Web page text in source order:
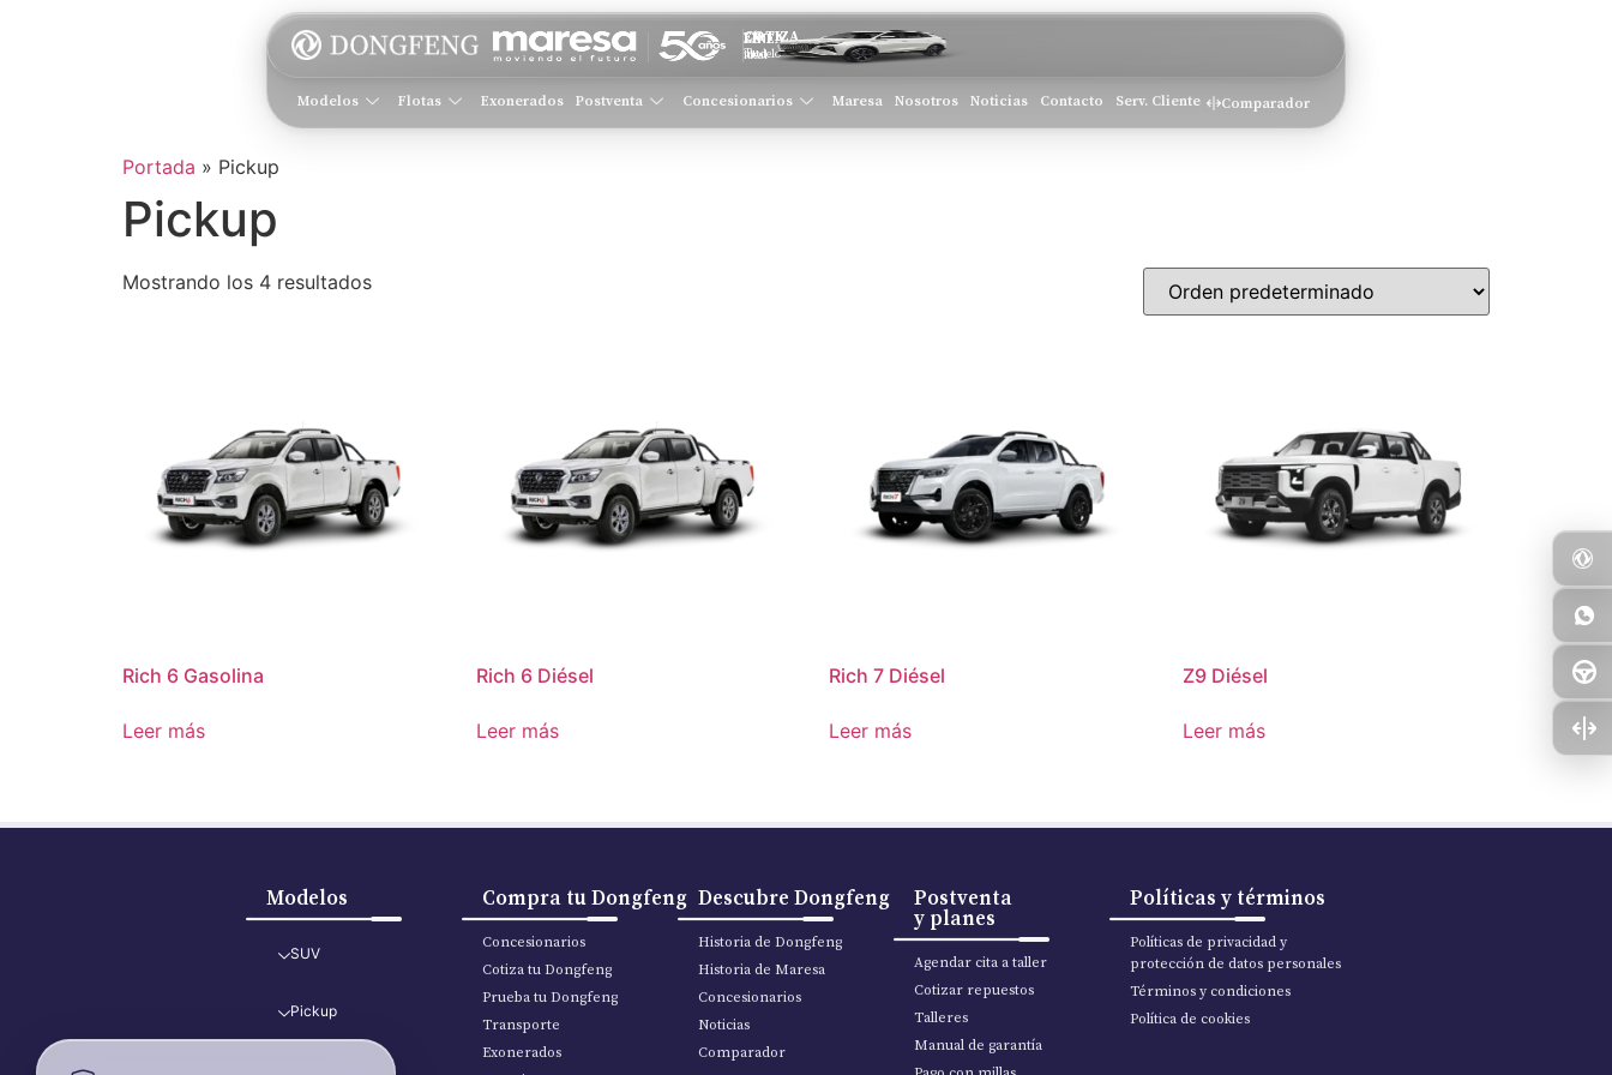
COTIZA EN LÍNEA
Tu modelo ideal
Modelos Flotas Exonerados Postventa Concesionarios Maresa Nosotros Noticias Contacto Serv. Cliente Comparador
Portada » Pickup
Pickup
Mostrando los 4 resultados
Rich 6 Gasolina
Leer más
Rich 6 Diésel
Leer más
Rich 7 Diésel
Leer más
Z9 Diésel
Leer más
Modelos
SUV
Pickup
Compra tu Dongfeng
Concesionarios
Cotiza tu Dongfeng
Prueba tu Dongfeng
Transporte
Exonerados
Descubre Dongfeng
Historia de Dongfeng
Historia de Maresa
Concesionarios
Noticias
Comparador
Postventa
y planes
Agendar cita a taller
Cotizar repuestos
Talleres
Manual de garantía
Políticas y términos
Políticas de privacidad y
protección de datos personales
Términos y condiciones
Política de cookies